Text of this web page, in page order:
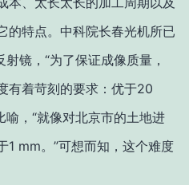
的特点。中科院长春光机所已
镜，“为了保证成像质量，
有着苛刻的要求：优于20
喻，“就像对北京市的土地进
1 mm。”可想而知，这个难度